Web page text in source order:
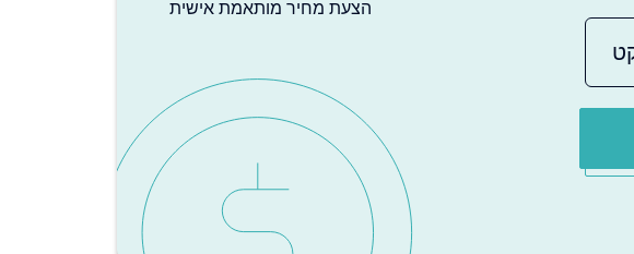
הצעת מחיר מותאמת אישית